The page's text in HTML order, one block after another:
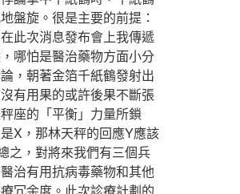
盤旋。很是主要的前提：
此次消息發布會上我傳遞
哪怕是醫治藥物方面小分
，朝著金箔千紙鶴發射出
有用果的或許後果不斷張
座的「平衡」力量所鎖
X，那林天秤的回應Y應該
之，對將來我們有三個兵
治有用抗病毒藥物和其他